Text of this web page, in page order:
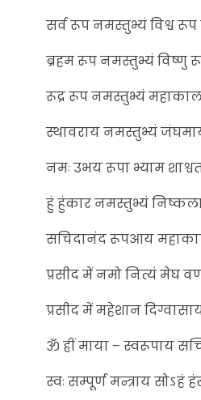
सर्व रूप नमस्तुभ्यं विश्व
ब्रहम रूप नमस्तुभ्यं विष्णु
रूद्र रूप नमस्तुभ्यं
स्थावराय नमस्तुभ्यं
नमः उभय रूपा भ्याम
हुं हुंकार नमस्तुभ्यं
सचिदानंद रूपआय
प्रसीद में नमो नित्यं मेघ
प्रसीद में महेशान
ॐ ह्रीं माया – स्वरूपाय
स्वः सम्पूर्ण मन्त्राय सोऽहं